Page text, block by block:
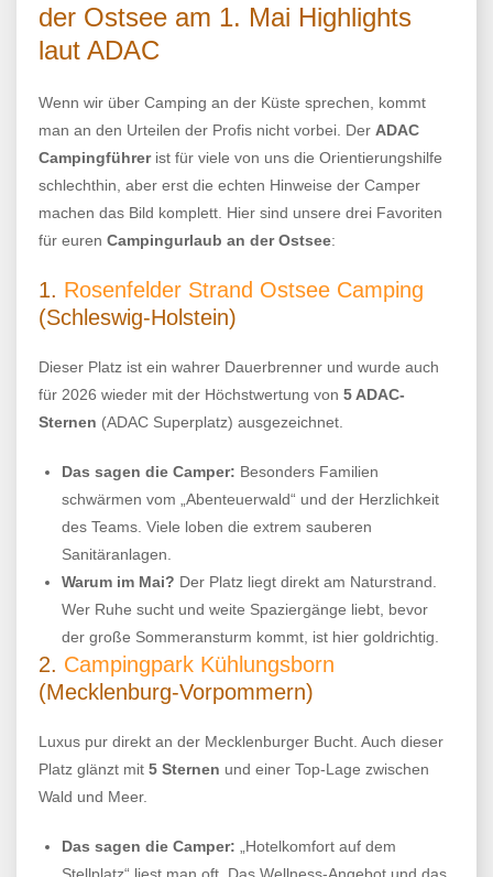
der Ostsee am 1. Mai Highlights
laut ADAC
Wenn wir über Camping an der Küste sprechen, kommt
man an den Urteilen der Profis nicht vorbei. Der ADAC
Campingführerist für viele von uns die Orientierungshilfe
schlechthin, aber erst die echten Hinweise der Camper
machen das Bild komplett. Hier sind unsere drei Favoriten
für euren Campingurlaub an der Ostsee:
1. Rosenfelder Strand Ostsee Camping
(Schleswig-Holstein)
Dieser Platz ist ein wahrer Dauerbrenner und wurde auch
für 2026 wieder mit der Höchstwertung von 5 ADAC-
Sternen (ADAC Superplatz) ausgezeichnet.
Das sagen die Camper: Besonders Familien
schwärmen vom „Abenteuerwald“ und der Herzlichkeit
des Teams. Viele loben die extrem sauberen
Sanitäranlagen.
Warum im Mai? Der Platz liegt direkt am Naturstrand.
Wer Ruhe sucht und weite Spaziergänge liebt, bevor
der große Sommeransturm kommt, ist hier goldrichtig.
2. Campingpark Kühlungsborn
(Mecklenburg-Vorpommern)
Luxus pur direkt an der Mecklenburger Bucht. Auch dieser
Platz glänzt mit 5 Sternen und einer Top-Lage zwischen
Wald und Meer.
Das sagen die Camper: „Hotelkomfort auf dem